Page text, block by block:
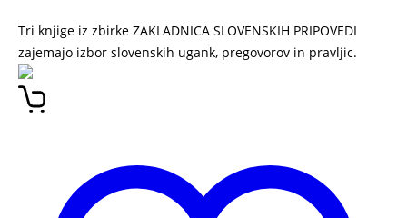
Tri knjige iz zbirke ZAKLADNICA SLOVENSKIH PRIPOVEDI
zajemajo izbor slovenskih ugank, pregovorov in pravljic.